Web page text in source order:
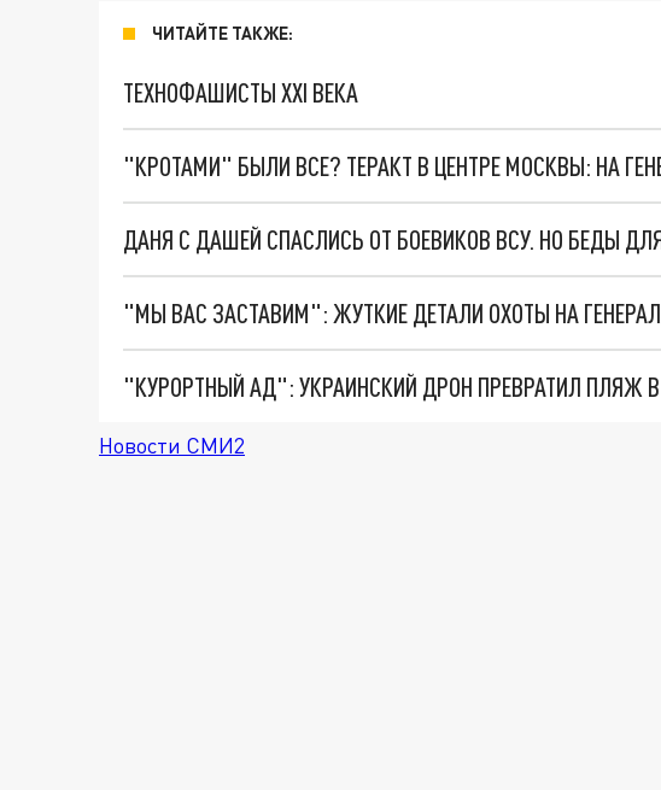
ЧИТАЙТЕ ТАКЖЕ:
ТЕХНОФАШИСТЫ XXI ВЕКА
"КРОТАМИ" БЫЛИ ВСЕ? ТЕРАКТ В ЦЕНТРЕ МОСКВЫ: НА
ДАНЯ С ДАШЕЙ СПАСЛИСЬ ОТ БОЕВИКОВ ВСУ. НО БЕДЫ
"КУРОРТНЫЙ АД": УКРАИНСКИЙ ДРОН ПРЕВРАТИЛ ПЛЯЖ
Новости СМИ2